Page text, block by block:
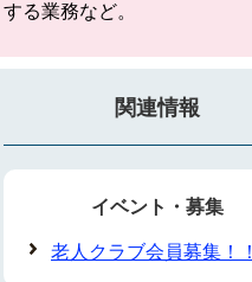
する業務など。
関連情報
イベント・募集
老人クラブ会員募集！！